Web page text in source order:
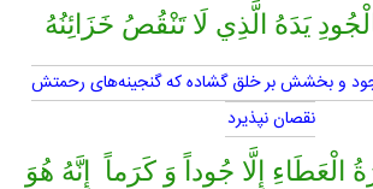
يَدَهُ الَّذِي لَا تَنْقُصُ خَزَائِنُهُ
و بخشش بر خلق گشاده كه گنجينه‌هاى رحمتش
نقصان نپذيرد
الْعَطَاءِ إِلَّا جُوداً وَ كَرَماً إِنَّهُ هُوَ